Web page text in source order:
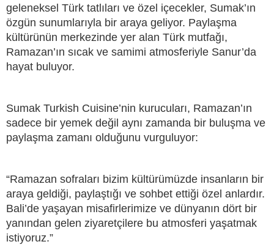
geleneksel Türk tatlıları ve özel içecekler, Sumak’ın
özgün sunumlarıyla bir araya geliyor. Paylaşma
kültürünün merkezinde yer alan Türk mutfağı,
Ramazan’ın sıcak ve samimi atmosferiyle Sanur’da
hayat buluyor.
Sumak Turkish Cuisine’nin kurucuları, Ramazan’ın
sadece bir yemek değil aynı zamanda bir buluşma ve
paylaşma zamanı olduğunu vurguluyor:
“Ramazan sofraları bizim kültürümüzde insanların bir
araya geldiği, paylaştığı ve sohbet ettiği özel anlardır.
Bali’de yaşayan misafirlerimize ve dünyanın dört bir
yanından gelen ziyaretçilere bu atmosferi yaşatmak
istiyoruz.”